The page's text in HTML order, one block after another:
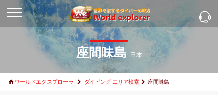
座間味島 日本
ワールドエクスプローラ ダイビング エリア検索 座間味島